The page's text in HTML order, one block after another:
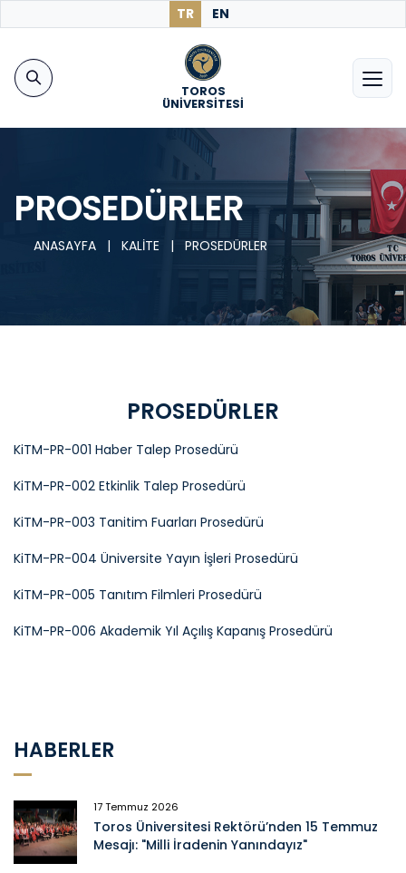
TR EN
TOROS
ÜNİVERSİTESİ
PROSEDÜRLER
ANASAYFA | KALİTE | PROSEDÜRLER
PROSEDÜRLER
KiTM-PR-001 Haber Talep Prosedürü
KiTM-PR-002 Etkinlik Talep Prosedürü
KiTM-PR-003 Tanitim Fuarları Prosedürü
KiTM-PR-004 Üniversite Yayın İşleri Prosedürü
KiTM-PR-005 Tanıtım Filmleri Prosedürü
KiTM-PR-006 Akademik Yıl Açılış Kapanış Prosedürü
HABERLER
17 Temmuz 2026
Toros Üniversitesi Rektörü’nden 15 Temmuz
Mesajı: "Milli İradenin Yanındayız"